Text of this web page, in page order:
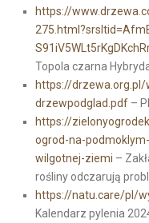
https://
Topola czarna
https://
drzewpodglad.pdf–
https://
ogrod-na-
wilgotnej-ziemi –
rośliny odczarują
https://natu.care/pl/
Kalendarz pylenia